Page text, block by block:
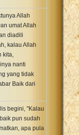
Allah
umat Allah
diadili
kalau Allah
nanti
yang tidak
Baik dari
begini, "Kalau
pun sudah
apa pula